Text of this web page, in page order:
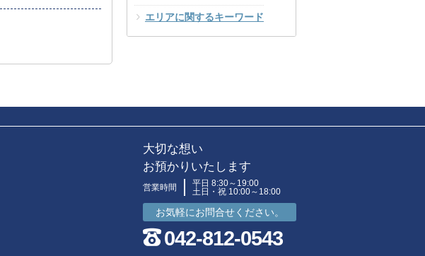
エリアに関するキーワード
大切な想い
お預かりいたします
営業時間
平日 8:30～19:00
土日・祝 10:00～18:00
お気軽にお問合せください。
042-812-0543